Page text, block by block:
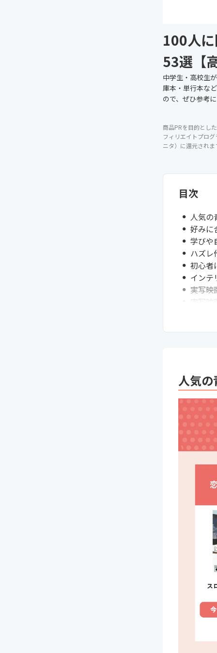
100人
53選【
中学生・高校生
庫本・単行本な
ので、ぜひ参考
商品PRを目的とし
フィリエイトプロ
ニタ）に還元されま
目次
人気の
好みに
学びや
ハズレ
初心者
インテ
実写映
実写
大人も
ヒュー
ヒュー
短編
短編青
海外作
海外作
次に
人気の